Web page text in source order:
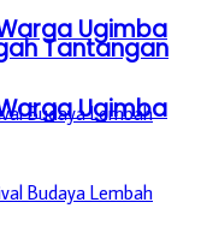
Ugimba
Tantangan
Ugimba